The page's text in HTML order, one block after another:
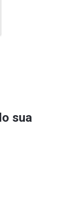
sua